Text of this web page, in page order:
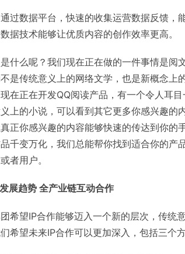
过数据平台，快速的收集运营数据反馈，
据技术能够让优质内容的创作效率更高。
什么呢？我们现在正在做的一件事情是阅
是传统意义上的网络文学，也是新概念上
在正在开发QQ阅读产品，有一个令人耳
上的小说，可以看到其它更多你感兴趣的
正你感兴趣的内容能够快速的传达到你的
千变万化，我们总能帮你找到适合你的产
者用户。
展趋势 全产业链互动合作
希望IP合作能够迈入一个新的层次，传统
希望未来IP合作可以更加深入，包括三个方